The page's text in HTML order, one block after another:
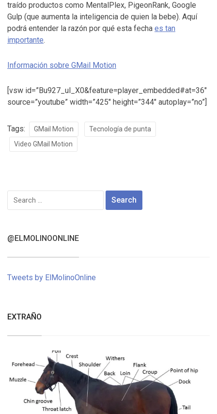
traído productos como MentalPlex, PigeonRank, Google
Gulp (que aumenta la inteligencia de quien la bebe). Aquí
podrá entender la razón por qué esta fecha es tan
importante.
Información sobre GMail Motion
[vsw id=”Bu927_ul_X0&feature=player_embedded#at=36″
source=”youtube” width=”425″ height=”344″ autoplay=”no”]
Tags: GMail Motion
Tecnología de punta
Video GMail Motion
Search
for:
@ELMOLINOONLINE
Tweets by ElMolinoOnline
EXTRAÑO